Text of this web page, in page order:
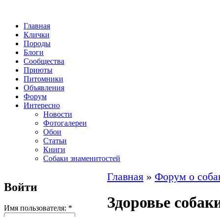
Главная
Клички
Породы
Блоги
Сообщества
Приюты
Питомники
Объявления
Форум
Интересно
Новости
Фотогалереи
Обои
Статьи
Книги
Собаки знаменитостей
Войти
Имя пользователя: *
Главная » Форум о
Здоровье